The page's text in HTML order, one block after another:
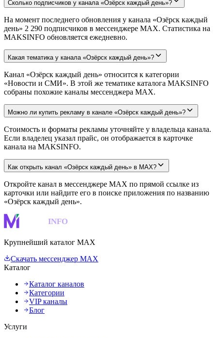
Сколько подписчиков у канала «Озёрск каждый день»?
На момент последнего обновления у канала «Озёрск каждый
день» 2 290 подписчиков в мессенджере MAX. Статистика на
MAKSINFO обновляется ежедневно.
Какая тематика у канала «Озёрск каждый день»?
Канал «Озёрск каждый день» относится к категории
«Новости и СМИ». В этой же тематике каталога MAKSINFO
собраны похожие каналы мессенджера MAX.
Можно ли купить рекламу в канале «Озёрск каждый день»?
Стоимость и форматы рекламы уточняйте у владельца канала.
Если владелец указал прайс, он отображается в карточке
канала на MAKSINFO.
Как открыть канал «Озёрск каждый день» в MAX?
Откройте канал в мессенджере MAX по прямой ссылке из
карточки или найдите его в поиске приложения по названию
«Озёрск каждый день».
INFO
Крупнейший каталог MAX
Скачать мессенджер MAX
Каталог
Каталог каналов
Категории
VIP каналы
Блог
Услуги